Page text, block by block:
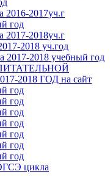
2016-2017уч.г
год
2017-2018уч.г
2018 уч.год
2017-2018 учебный год
2018 ГОД на сайт
год
год
год
год
год
год
год
цикла